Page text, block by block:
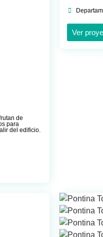
de
para
del edificio.
Ver